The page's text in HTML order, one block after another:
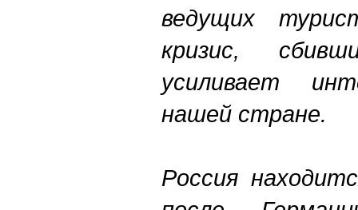
ведущих
кризис,
усиливает
нашей стране.
Россия